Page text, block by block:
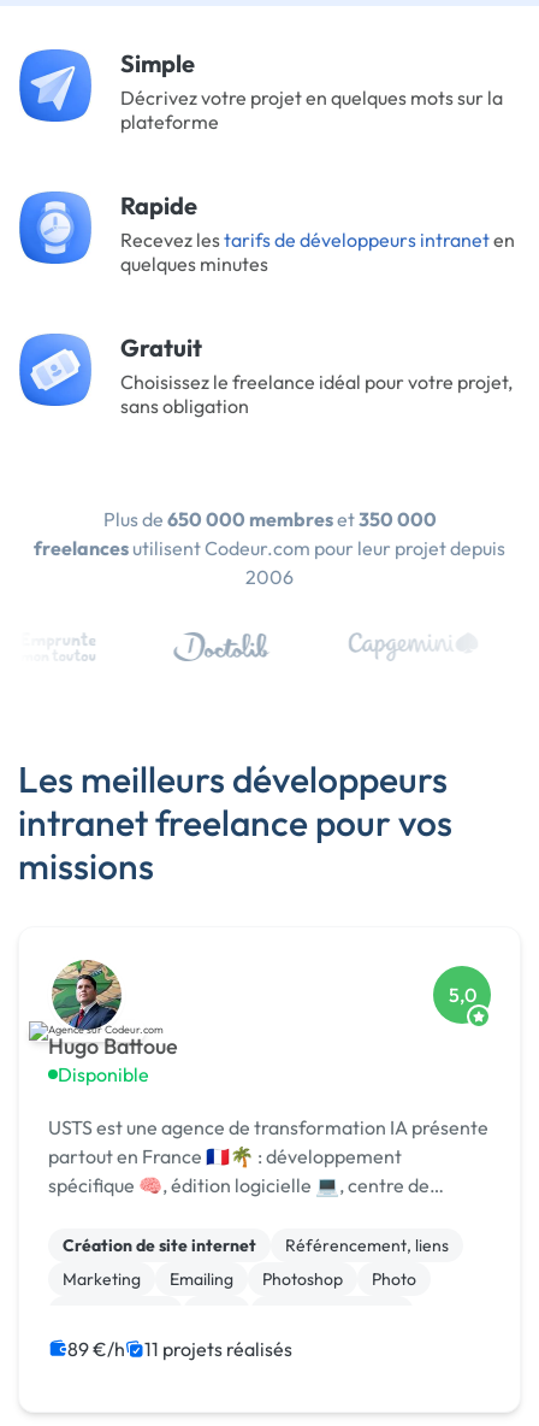
Simple
Décrivez votre projet en quelques mots sur la
plateforme
Rapide
Recevez lestarifs de développeurs intraneten
quelques minutes
Gratuit
Choisissez le freelance idéal pour votre projet,
sans obligation
Plus de 650 000 membreset350 000
freelances utilisent Codeur.com pour leur projet depuis
2006
Les meilleurs développeurs
intranet freelance pour vos
missions
Hugo Battoue
Disponible
5,0
USTS est une agence de transformation IA présente
partout en France 🇫🇷🌴 : développement
spécifique 🧠, édition logicielle 💻, centre de
MASQUÉE] 🏆 !
Création de site internet
Référencement, liens
Marketing
Emailing Photoshop
Photo
Boutons
89 €/h 11 projets réalisés